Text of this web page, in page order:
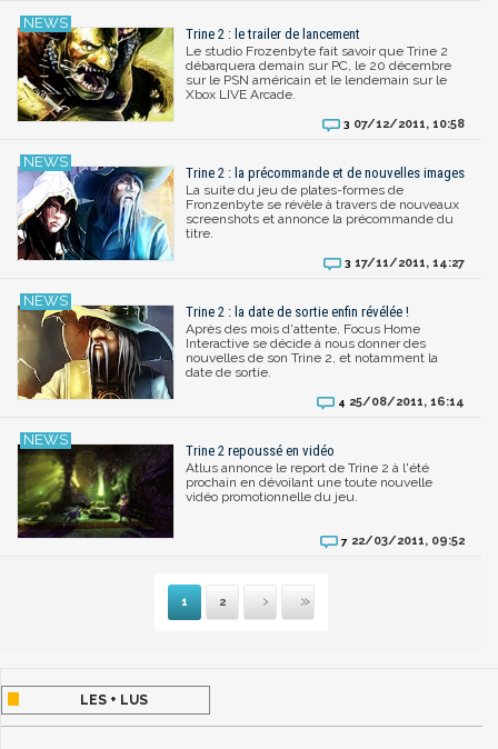
Trine 2 : le trailer de lancement
Le studio Frozenbyte fait savoir que Trine 2
débarquera demain sur PC, le 20 décembre
sur le PSN américain et le lendemain sur le
Xbox LIVE Arcade.
3 07/12/2011, 10:58
Trine 2 : la précommande et de nouvelles images
La suite du jeu de plates-formes de
Fronzenbyte se révèle à travers de nouveaux
screenshots et annonce la précommande du
titre.
3 17/11/2011, 14:27
Trine 2 : la date de sortie enfin révélée !
Après des mois d'attente, Focus Home
Interactive se décide à nous donner des
nouvelles de son Trine 2, et notamment la
date de sortie.
4 25/08/2011, 16:14
Trine 2 repoussé en vidéo
Atlus annonce le report de Trine 2 à l'été
prochain en dévoilant une toute nouvelle
vidéo promotionnelle du jeu.
7 22/03/2011, 09:52
1 2
Suivante
Dernière
LES + LUS